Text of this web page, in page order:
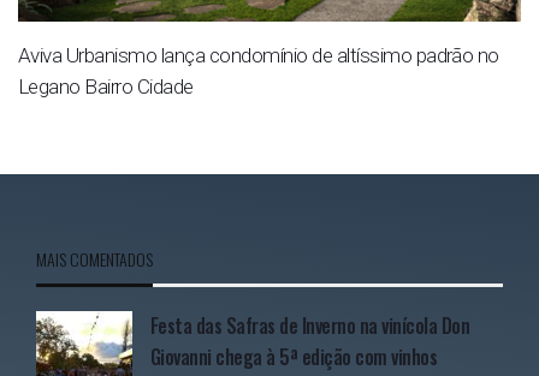
Aviva Urbanismo lança condomínio de altíssimo padrão no
Legano Bairro Cidade
MAIS COMENTADOS
Festa das Safras de Inverno na vinícola Don
Giovanni chega à 5ª edição com vinhos